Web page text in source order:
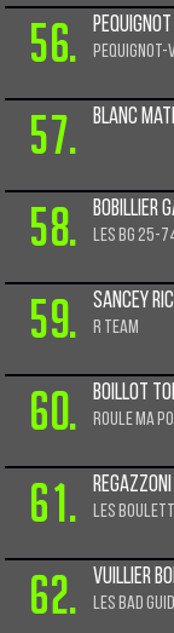
56. PEQUIGNOT-
57. Blanc
58. Bobillier
Les BG 25-
59. Sancey
R TEAM
60. BOILLOT
Roule ma
61. Les
62. Vuillier
Les Bad